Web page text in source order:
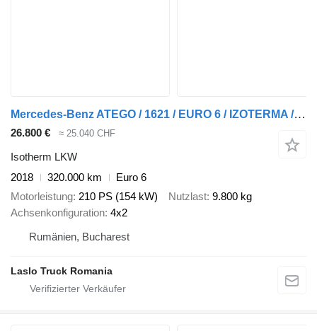
Mercedes-Benz ATEGO / 1621 / EURO 6 / IZOTERMA / ŁAD. 9800 KG
26.800 € ≈ 25.040 CHF
Isotherm LKW
2018
320.000 km
Euro 6
Motorleistung 210 PS (154 kW) Nutzlast 9.800 kg
Achsenkonfiguration 4x2
Rumänien, Bucharest
Laslo Truck Romania